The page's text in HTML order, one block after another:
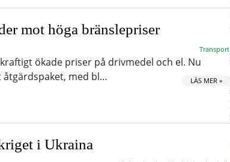
mot höga bränslepriser
Transport
ökade priser på drivmedel och el. Nu
med bl…
LÄS MER »
i Ukraina